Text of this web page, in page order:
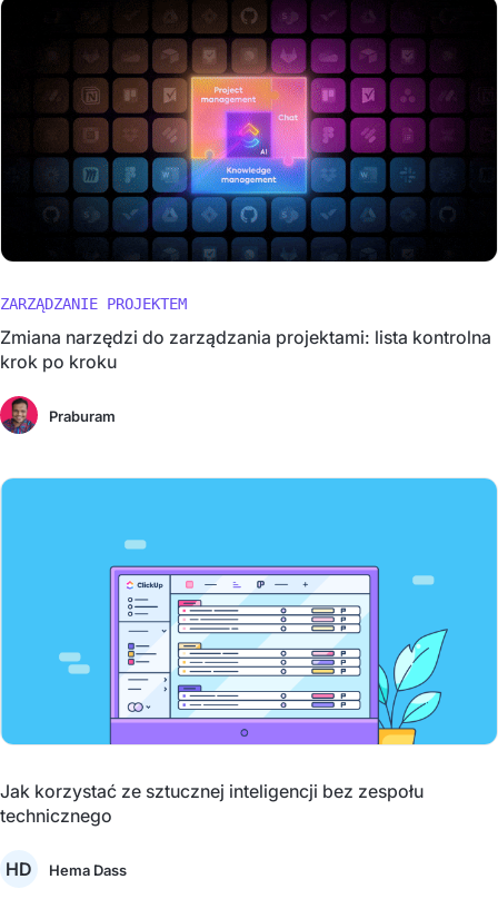
ZARZĄDZANIE PROJEKTEM
Zmiana narzędzi do zarządzania projektami: lista kontrolna
krok po kroku
Praburam
Jak korzystać ze sztucznej inteligencji bez zespołu
technicznego
HD Hema Dass